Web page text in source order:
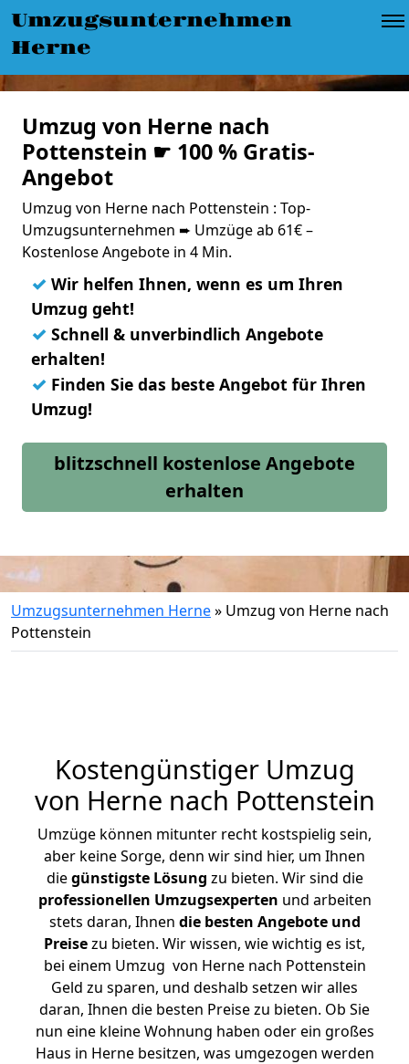
Umzugsunternehmen
Herne
Umzug von Herne nach
Pottenstein ☛ 100 % Gratis-
Angebot
Umzug von Herne nach Pottenstein : Top-
Umzugsunternehmen ➨ Umzüge ab 61€ –
Kostenlose Angebote in 4 Min.
✓ Wir helfen Ihnen, wenn es um Ihren
Umzug geht!
✓ Schnell & unverbindlich Angebote
erhalten!
✓ Finden Sie das beste Angebot für Ihren
Umzug!
blitzschnell kostenlose Angebote
erhalten
Umzugsunternehmen Herne» Umzug von Herne nach
Pottenstein
Kostengünstiger Umzug
von Herne nach Pottenstein
Umzüge können mitunter recht kostspielig sein,
aber keine Sorge, denn wir sind hier, um Ihnen
diegünstigste Lösung zu bieten. Wir sind die
professionellen Umzugsexperten und arbeiten
stets daran, Ihnen die besten Angebote und
Preisezu bieten. Wir wissen, wie wichtig es ist,
bei einem Umzug von Herne nach Pottenstein
Geld zu sparen, und deshalb setzen wir alles
daran, Ihnen die besten Preise zu bieten. Ob Sie
nun eine kleine Wohnung haben oder ein großes
Haus in Herne besitzen, was umgezogen werden